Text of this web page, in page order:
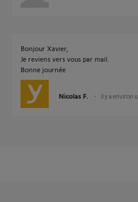
Bonjour Xavier,
Je reviens vers vous par mail.
Bonne journée
Nicolas F. il y a environ